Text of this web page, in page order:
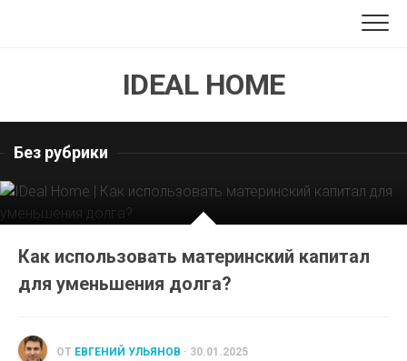
IDEAL HOME
Без рубрики
Как использовать материнский капитал
для уменьшения долга?
ОТ ЕВГЕНИЙ УЛЬЯНОВ · 30.01.2025